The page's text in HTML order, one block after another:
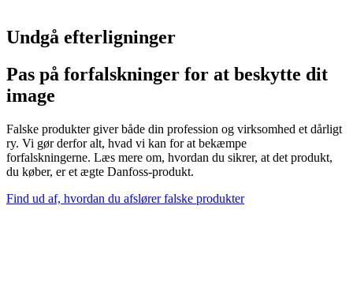
Undgå efterligninger
Pas på forfalskninger for at beskytte dit
image
Falske produkter giver både din profession og virksomhed et dårligt
ry. Vi gør derfor alt, hvad vi kan for at bekæmpe
forfalskningerne. Læs mere om, hvordan du sikrer, at det produkt,
du køber, er et ægte Danfoss-produkt.
Find ud af, hvordan du afslører falske produkter